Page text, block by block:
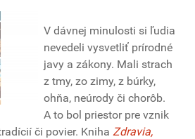
V dávnej minulosti si ľudia
nevedeli vysvetliť prírodné
javy a zákony. Mali strach
z tmy, zo zimy, z búrky,
ohňa, neúrody či chorôb.
A to bol priestor pre vznik
či povier. Kniha Zdravia,